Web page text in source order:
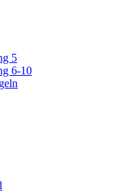
5
6-10